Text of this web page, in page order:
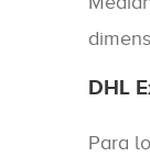
DHL
Para